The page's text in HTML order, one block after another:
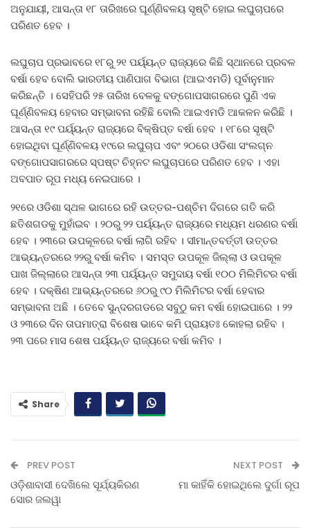
ଅନୁଯାୟୀ, ଆସନ୍ତା ୧୮ ତାରିଖରେ ଘୂର୍ଣ୍ଣିବଳୟ ସୃଷ୍ଟି ହୋଇ ଲଘୁଚାପରେ
ପରିଣତ ହେବ ।
ଲଘୁଚାପ ପ୍ରଭାବରେ ୧୮ରୁ ୨୧ ପର୍ୟ୍ୟନ୍ତ ରାଜ୍ୟରେ କିଛି ସ୍ଥାନରେ ପ୍ରବଳ
ବର୍ଷା ହେବ ବୋଲି ଭାରତୀୟ ପାଣିପାଗ ବିଭାଗ (ଆଇଏମଡି) ପୂର୍ବାନୁମାନ
କରିଛନ୍ତି । ସେହିପରି ୨୫ ତାରିଖ ବେଳକୁ ବଙ୍ଗୋପସାଗରରେ ପୁଣି ଏକ
ଘୂର୍ଣ୍ଣିବଳୟ ହେବାର ସମ୍ଭାବନା ରହିଛି ବୋଲି ଆଇଏମଡି ଆକଳନ କରିଛି ।
ଆସନ୍ତା ୧୯ ପର୍ୟ୍ୟନ୍ତ ରାଜ୍ୟରେ ବିକ୍ଷିପ୍ତ ବର୍ଷା ହେବ । ୧୮ରେ ସୃଷ୍ଟି
ହୋଇଥିବା ଘୂର୍ଣ୍ଣିବଳୟ ୧୯ରେ ଲଘୁଚାପ ଏବଂ ୨୦ରେ ଓଡିଶା ସଂଲଗ୍ନ
ବଙ୍ଗୋପସାଗରରେ ସ୍ପଷ୍ଟ ଚିହ୍ନଟ ଲଘୁଚାପରେ ପରିଣତ ହେବ । ଏହା
ଅବପାତ ରୂପ ମଧ୍ୟ ନେଇପାରେ ।
୨୧ରେ ଓଡିଶା ସ୍ଥଳ ଭାଗରେ ରହି ଉତ୍ତର-ପଶ୍ଚିମ ଦିଗରେ ଗତି କରି
ଛତିଶଗଡକୁ ମୁହାଁଇବ । ୨୦ରୁ ୨୨ ପର୍ୟ୍ୟନ୍ତ ରାଜ୍ୟରେ ମଧ୍ୟମ ଧରଣର ବର୍ଷା
ହେବ । ୨୩ରେ ଉପକୂଳରେ ବର୍ଷା ଲାଗି ରହିବ । ସୀମାନ୍ତବର୍ତ୍ତୀ ଉତ୍ତର
ଆଭ୍ୟନ୍ତରରେ ୨୨ରୁ ବର୍ଷା କମିବ । ସମସ୍ତ ଉପକୂଳ ଜିଲ୍ଲା ଓ ଉପକୂଳ
ପାଖ ଜିଲ୍ଲାରେ ଆସନ୍ତା ୨୩ ପର୍ୟ୍ୟନ୍ତ ସମୁଦାୟ ବର୍ଷା ୧୦୦ ମିଲିମିଟର ବର୍ଷା
ହେବ । ଦକ୍ଷିଣ ଆଭ୍ୟନ୍ତରରେ ୬୦ରୁ ୯୦ ମିଲିମିଟର ବର୍ଷା ହେବାର
ସମ୍ଭାବନା ଅଛି । ତେବେ ସୁନ୍ଦରଗଡରେ ସବୁଠୁ କମ ବର୍ଷା ହୋଇପାରେ । ୨୨
ଓ ୨୩ରେ ଦିନ ତାପମାତ୍ରା ବିଶେଷ ଭାବେ କମି ପ୍ରାୟତଃ କୋହଲା ରହିବ ।
୨୩ ପରେ ମାସ ଶେଷ ପର୍ୟ୍ୟନ୍ତ ରାଜ୍ୟରେ ବର୍ଷା କମିବ ।
Share
PREV POST
ଓଡ଼ିଶାବାସୀ ଦେଖିଲେ ସୂର୍ଯ୍ୟକିରଣ
ସୋର ଜଲୱା
NEXT POST
ମା କାହିଁକି ହୋଇଥିଲେ ଦୁର୍ଗା ରୂପ